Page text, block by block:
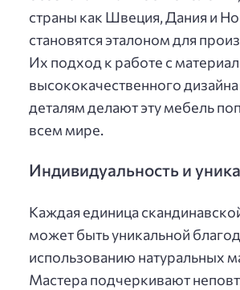
страны как Швеция, Дания и
становятся эталоном для
Их подход к работе с
высококачественного
деталям делают эту мебель
всем мире.
Индивидуальность и
Каждая единица
может быть уникальной
использованию натуральных
Мастера подчеркивают